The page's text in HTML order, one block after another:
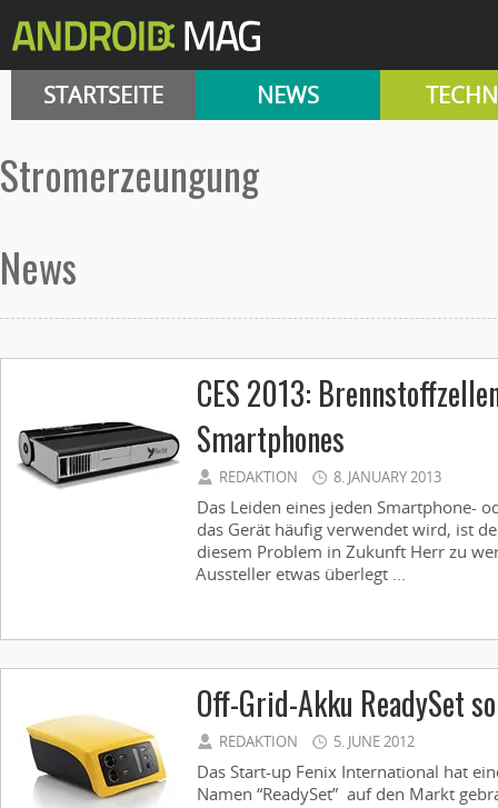
STARTSEITE NEWS
Stromerzeungung
News
CES 2013:
Smartphones
REDAKTION 8. JANUARY 2013
Das Leiden eines jeden Smartphone-
das Gerät häufig verwendet wird, ist
diesem Problem in Zukunft Herr zu
Aussteller etwas überlegt ...
Off-Grid-Akku ReadySet
REDAKTION 5. JUNE 2012
Das Start-up Fenix International hat
Namen “ReadySet” auf den Markt